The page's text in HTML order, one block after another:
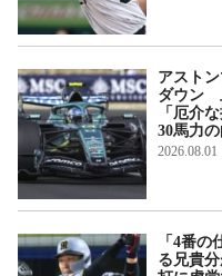
アスト
ダウン
「厄介
30馬力の
2026.08.01
「4番
る兄貴